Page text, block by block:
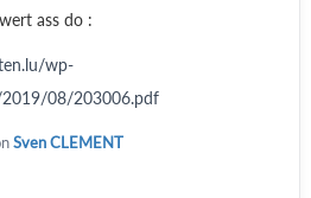
ass do :
wp-
08/203006.pdf
Sven CLEMENT